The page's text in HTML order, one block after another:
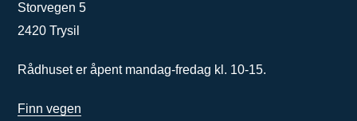
Storvegen 5
2420 Trysil
Rådhuset er åpent mandag-fredag kl. 10-15.
Finn vegen